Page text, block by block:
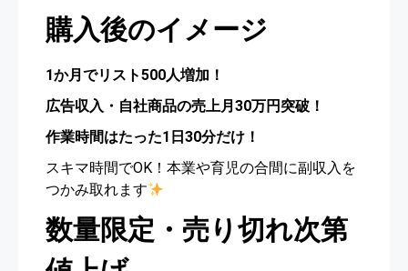
購入後のイメージ
1か月でリスト500人増加！
広告収入・自社商品の売上月30万円突破！
作業時間はたった1日30分だけ！
スキマ時間でOK！本業や育児の合間に副収入を
つかみ取れます
数量限定・売り切れ次第